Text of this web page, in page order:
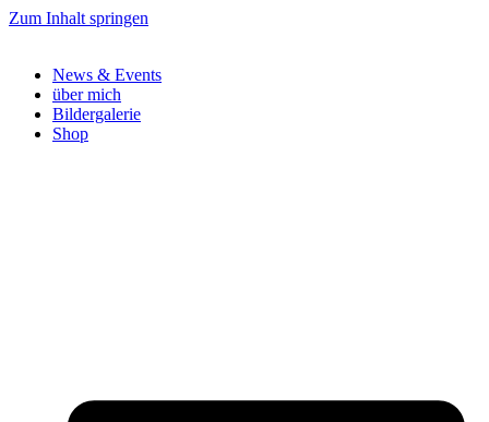
Zum Inhalt springen
News & Events
über mich
Bildergalerie
Shop